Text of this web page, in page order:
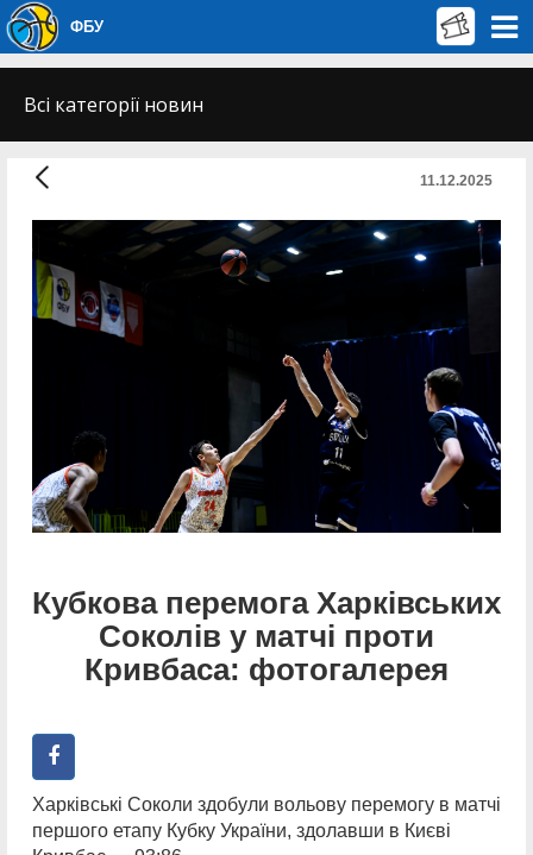
ФБУ
Всі категорії новин
11.12.2025
Кубкова перемога Харківських
Соколів у матчі проти
Кривбаса: фотогалерея
Харківські Соколи здобули вольову перемогу в матчі
першого етапу Кубку України, здолавши в Києві